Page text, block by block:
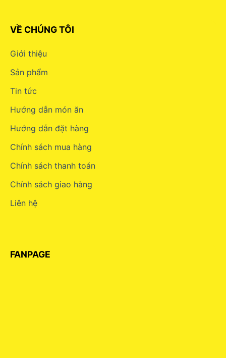
VỀ CHÚNG TÔI
Giới thiệu
Sản phẩm
Tin tức
Hướng dẫn món ăn
Hướng dẫn đặt hàng
Chính sách mua hàng
Chính sách thanh toán
Chính sách giao hàng
Liên hệ
FANPAGE